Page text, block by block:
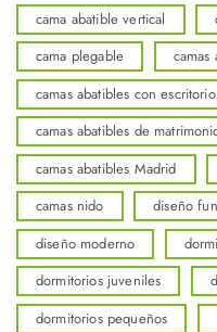
cama abatible vertical
cama plegable
camas
camas abatibles con escritorio
camas abatibles de
camas abatibles Madrid
camas nido
diseño
diseño moderno
dormitorios juveniles
dormitorios pequeños